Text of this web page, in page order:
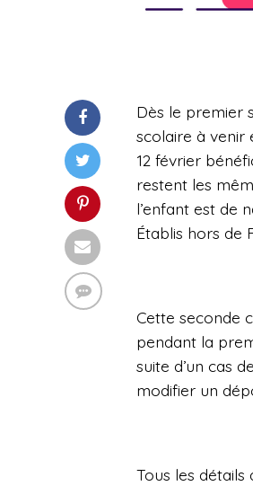
Dès le premier
scolaire à venir
12 février
restent les
l’enfant est de
Établis hors de
Cette seconde
pendant la
suite d’un cas
modifier un
Tous les détails